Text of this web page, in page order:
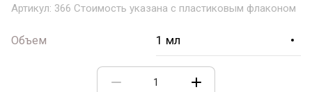
Артикул: 366 Стоимость указана с пластиковым флаконом
Объем